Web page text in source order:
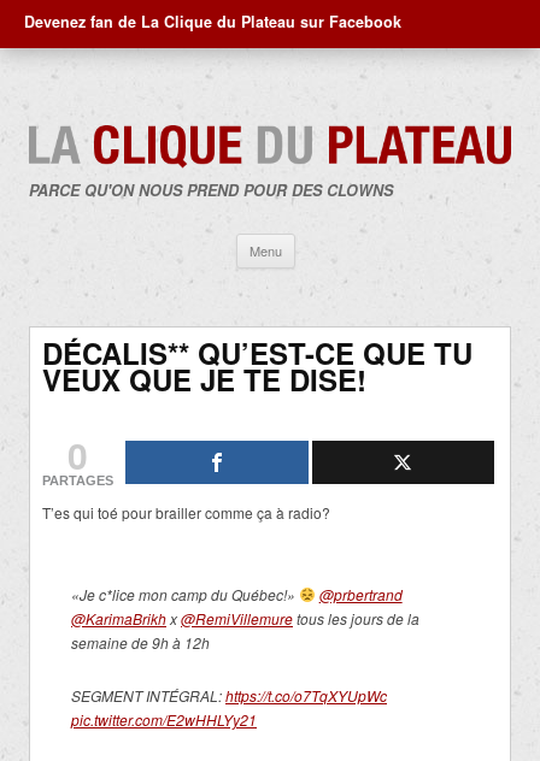
Devenez fan de La Clique du Plateau sur Facebook
PARCE QU'ON NOUS PREND POUR DES CLOWNS
Menu
contenu
DÉCALIS** QU’EST-CE QUE TU
VEUX QUE JE TE DISE!
0
PARTAGES
T’es qui toé pour brailler comme ça à radio?
«Je c*lice mon camp du Québec!»
@prbertrand
@KarimaBrikhx@RemiVillemuretous les jours de la
semaine de 9h à 12h
SEGMENT INTÉGRAL:https://t.co/o7TqXYUpWc
pic.twitter.com/E2wHHLYy21